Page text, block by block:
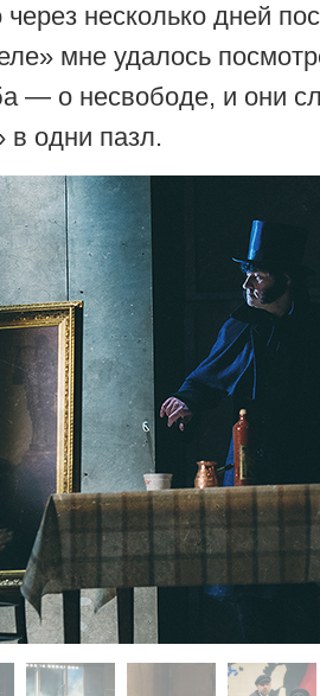
через несколько дней
мне удалось
— о несвободе, и они
одни пазл.